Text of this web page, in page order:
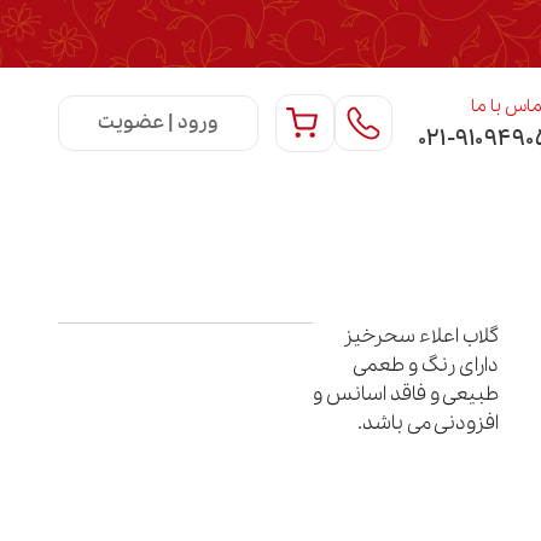
با ما
۹۱۰۹۴۹۰۵ ورود | عضویت
گلاب اعلاء سحرخیز
دارای رنگ و طعمی
طبیعی و فاقد اسانس و
افزودنی می باشد.